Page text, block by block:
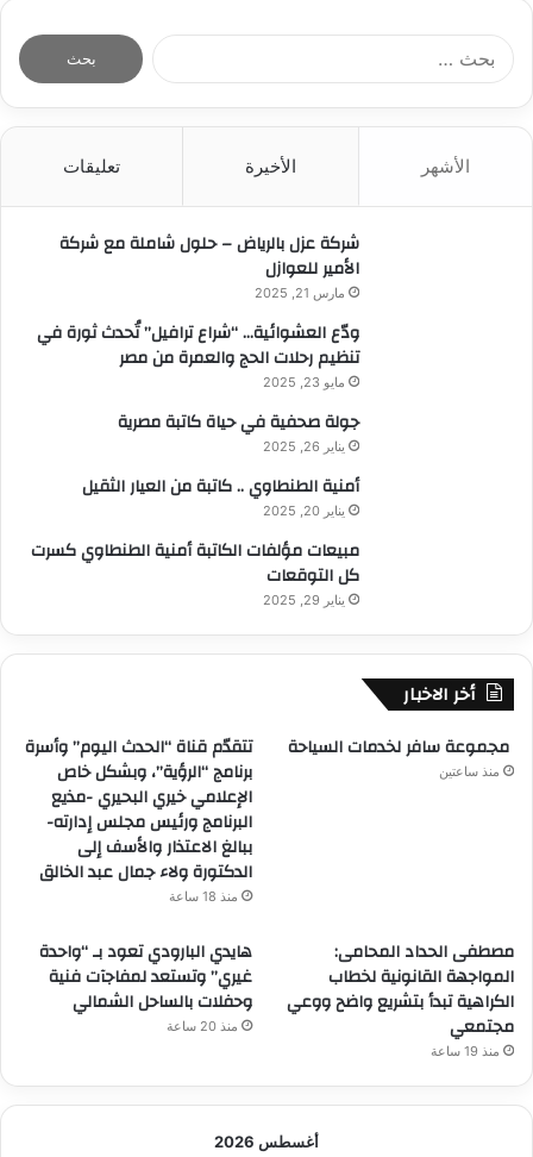
الأشهر الأخيرة تعليقات
شركة عزل بالرياض – حلول شاملة مع شركة
الأمير للعوازل
مارس 21, 2025
ودّع العشوائية… “شراع ترافيل” تُحدث ثورة في
تنظيم رحلات الحج والعمرة من مصر
مايو 23, 2025
جولة صحفية في حياة كاتبة مصرية
يناير 26, 2025
أمنية الطنطاوي .. كاتبة من العيار الثقيل
يناير 20, 2025
مبيعات مؤلفات الكاتبة أمنية الطنطاوي كسرت
كل التوقعات
يناير 29, 2025
أخر الاخبار
مجموعة سافر لخدمات السياحة
منذ ساعتين
تتقدّم قناة “الحدث اليوم” وأسرة
برنامج “الرؤية”، وبشكل خاص
الإعلامي خيري البحيري -مذيع
البرنامج ورئيس مجلس إدارته-
ببالغ الاعتذار والأسف إلى
الدكتورة ولاء جمال عبد الخالق
منذ 18 ساعة
مصطفى الحداد المحامى:
المواجهة القانونية لخطاب
الكراهية تبدأ بتشريع واضح ووعي
مجتمعي
منذ 19 ساعة
هايدي البارودي تعود بـ “واحدة
غيري” وتستعد لمفاجآت فنية
وحفلات بالساحل الشمالي
منذ 20 ساعة
أغسطس 2026